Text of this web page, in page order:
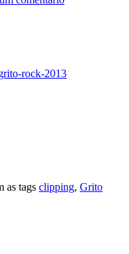
rock-2013
as tags clipping, Grito